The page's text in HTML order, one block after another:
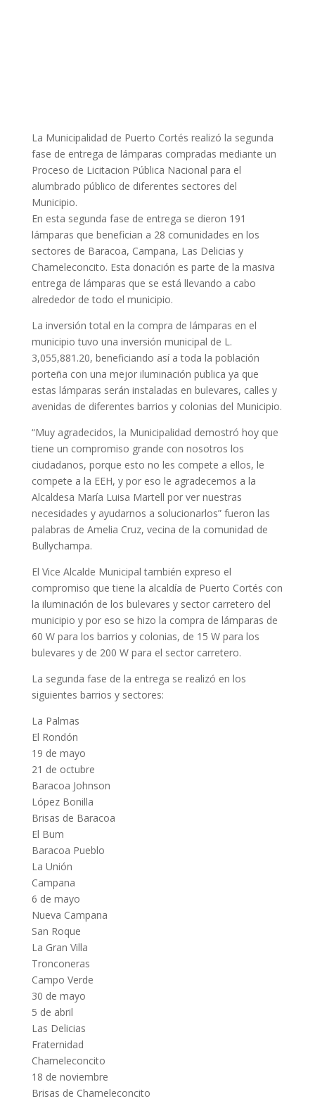
La Municipalidad de Puerto Cortés realizó la segunda
fase de entrega de lámparas compradas mediante un
Proceso de Licitacion Pública Nacional para el
alumbrado público de diferentes sectores del
Municipio.
En esta segunda fase de entrega se dieron 191
lámparas que benefician a 28 comunidades en los
sectores de Baracoa, Campana, Las Delicias y
Chameleconcito. Esta donación es parte de la masiva
entrega de lámparas que se está llevando a cabo
alrededor de todo el municipio.
La inversión total en la compra de lámparas en el
municipio tuvo una inversión municipal de L.
3,055,881.20, beneficiando así a toda la población
porteña con una mejor iluminación publica ya que
estas lámparas serán instaladas en bulevares, calles y
avenidas de diferentes barrios y colonias del Municipio.
“Muy agradecidos, la Municipalidad demostró hoy que
tiene un compromiso grande con nosotros los
ciudadanos, porque esto no les compete a ellos, le
compete a la EEH, y por eso le agradecemos a la
Alcaldesa María Luisa Martell por ver nuestras
necesidades y ayudarnos a solucionarlos” fueron las
palabras de Amelia Cruz, vecina de la comunidad de
Bullychampa.
El Vice Alcalde Municipal también expreso el
compromiso que tiene la alcaldía de Puerto Cortés con
la iluminación de los bulevares y sector carretero del
municipio y por eso se hizo la compra de lámparas de
60 W para los barrios y colonias, de 15 W para los
bulevares y de 200 W para el sector carretero.
La segunda fase de la entrega se realizó en los
siguientes barrios y sectores:
La Palmas
El Rondón
19 de mayo
21 de octubre
Baracoa Johnson
López Bonilla
Brisas de Baracoa
El Bum
Baracoa Pueblo
La Unión
Campana
6 de mayo
Nueva Campana
San Roque
La Gran Villa
Tronconeras
Campo Verde
30 de mayo
5 de abril
Las Delicias
Fraternidad
Chameleconcito
18 de noviembre
Brisas de Chameleconcito